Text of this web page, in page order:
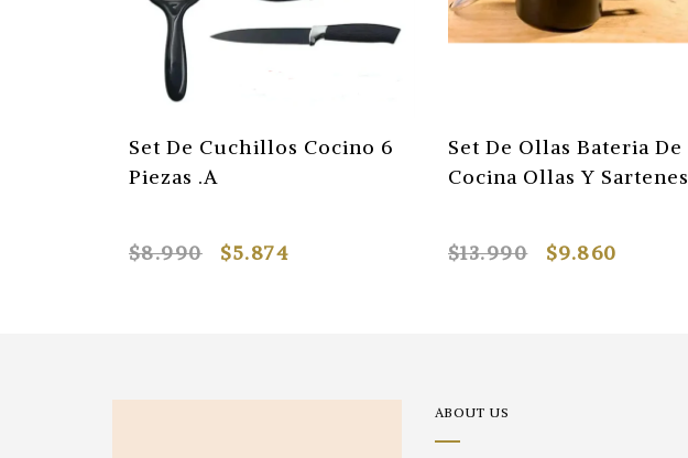
Set De Cuchillos Cocino 6
Piezas .A
$8.990 $5.874
Set De Ollas Bateria De
Cocina Ollas Y Sartenes
$13.990 $9.860
ABOUT US